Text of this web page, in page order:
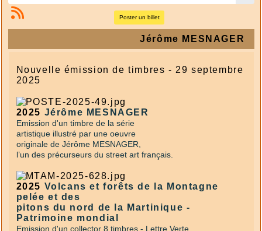
Poster un billet
Jérôme MESNAGER
Nouvelle émission de timbres - 29 septembre
2025
2025 Jérôme MESNAGER
Emission d'un timbre de la série
artistique illustré par une oeuvre
originale de Jérôme MESNAGER,
l’un des précurseurs du street art français.
2025 Volcans et forêts de la Montagne
pelée et des
pitons du nord de la Martinique -
Patrimoine mondial
Emission d'un collector 8 timbres - Lettre Verte